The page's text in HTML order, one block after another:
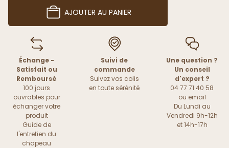
AJOUTER AU PANIER
Échange -
Satisfait ou
Remboursé
100 jours
ouvrables pour
échanger votre
produit
Guide de
l'entretien du
chapeau
Suivi de
commande
Suivez vos colis
en toute sérénité
Une question ?
Un conseil
d'expert ?
04 77 71 40 58
ou email
Du Lundi au
Vendredi 9h-12h
et 14h-17h